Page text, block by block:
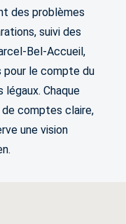
des problèmes
suivi des
Bel-Accueil,
pour le compte du
légaux. Chaque
comptes claire,
une vision